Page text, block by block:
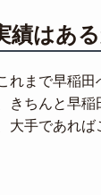
績はあ
れまで早稲
きちんと早
大手であれ